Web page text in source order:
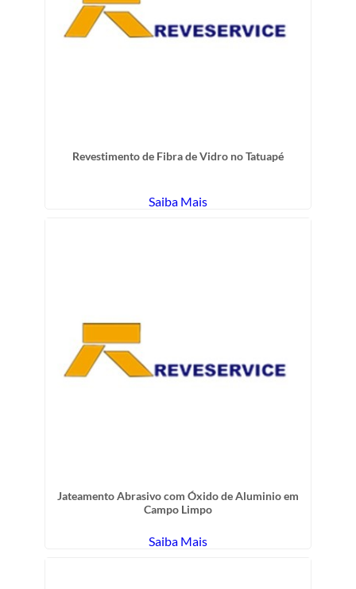
Revestimento de Fibra de Vidro no Tatuapé
Saiba Mais
Jateamento Abrasivo com Óxido de Aluminio em
Campo Limpo
Saiba Mais